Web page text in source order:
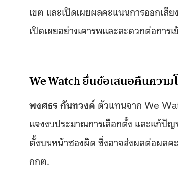
เขต และเปิดเผยผลคะแนนการออกเสี
เปิดเผยอย่างเคารพและสะดวกต่อการ
We Watch ยื่นข้อเสนอคืนควา
พงศธร กันทวงค์ ตัวแทนจาก We
แจงงบประมาณการเลือกตั้ง และแก้ปัญ
ตั้งบนหน้าซองผิด ซึ่งอาจส่งผลต่อผลค
กกต.